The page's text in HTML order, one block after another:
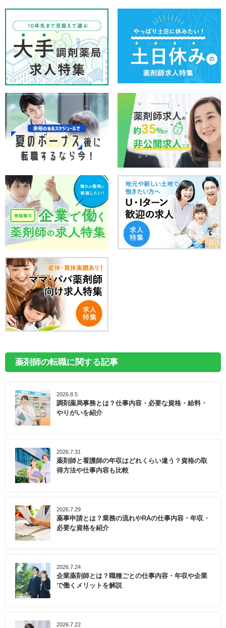
薬剤師の転職に関する記事
2026.8.5
調剤薬局事務とは？仕事内容・必要な資格・給料・
やりがいを紹介
2026.7.31
薬剤師と看護師の年収はどれくらい違う？資格の取
得方法や仕事内容も比較
2026.7.29
薬事申請とは？業務の流れやRAの仕事内容・年収・
必要な資格を紹介
2026.7.24
企業薬剤師とは？職種ごとの仕事内容・年収や企業
で働くメリットを解説
2026.7.22